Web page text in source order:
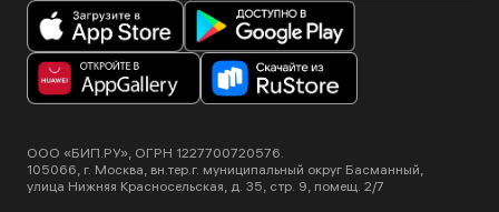
ООО «БИП.РУ», ОГРН 1227700720576.
105066, г. Москва, вн.тер.г. муниципальный округ Басманный,
улица Нижняя Красносельская, д. 35, стр. 9, помещ. 2/7